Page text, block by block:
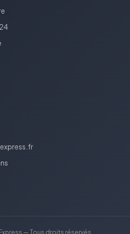
— Tous droits réservés